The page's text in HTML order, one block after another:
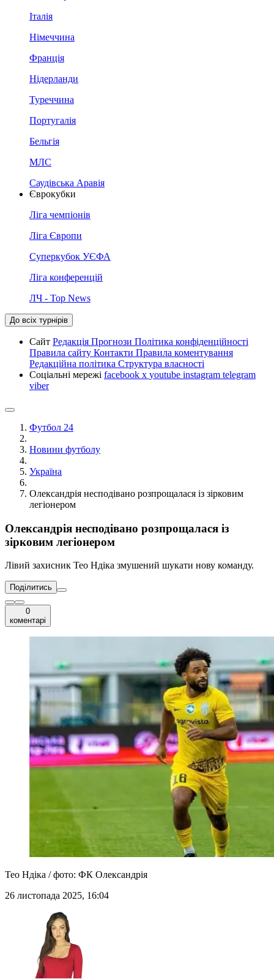
Італія
Німеччина
Франція
Нідерланди
Туреччина
Португалія
Бельгія
МЛС
Саудівська Аравія
Єврокубки
Ліга чемпіонів
Ліга Європи
Суперкубок УЄФА
Ліга конференцій
ЛЧ - Top News
До всіх турнірів
Сайт Редакція Прогнози Політика конфіденційності
Правила сайту Контакти Правила коментування
Редакційна політика Структура власності
Соціальні мережі facebook x youtube instagram telegram
viber
Футбол 24
Новини футболу
Україна
Олександрія несподівано розпрощалася із зірковим
легіонером
Олександрія несподівано розпрощалася із
зірковим легіонером
Лівий захисник Тео Ндіка змушений шукати нову команду.
Поділитись
0
коментарі
Тео Ндіка / фото: ФК Олександрія
26 листопада 2025, 16:04